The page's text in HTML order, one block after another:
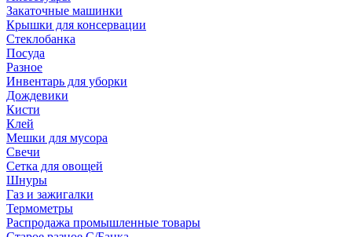
Закаточные машинки
Крышки для консервации
Стеклобанка
Посуда
Разное
Инвентарь для уборки
Дождевики
Кисти
Клей
Мешки для мусора
Свечи
Сетка для овощей
Шнуры
Газ и зажигалки
Термометры
Распродажа промышленные товары